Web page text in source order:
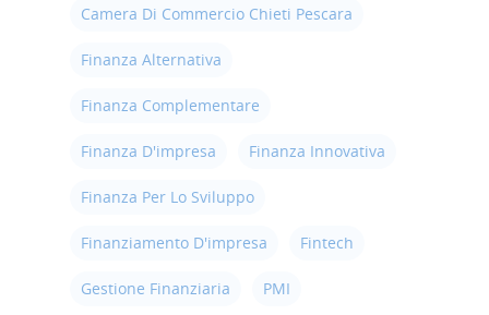
Camera Di Commercio Chieti Pescara
Finanza Alternativa
Finanza Complementare
Finanza D'impresa Finanza Innovativa
Finanza Per Lo Sviluppo
Finanziamento D'impresa Fintech
Gestione Finanziaria PMI
Libra – La Suite